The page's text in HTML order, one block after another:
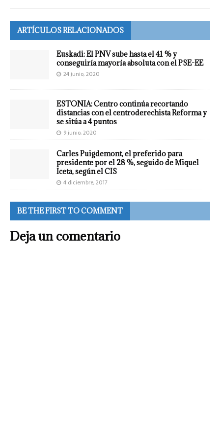
ARTÍCULOS RELACIONADOS
Euskadi: El PNV sube hasta el 41 % y
conseguiría mayoría absoluta con el PSE-EE
24 junio, 2020
ESTONIA: Centro continúa recortando
distancias con el centroderechista Reforma y
se sitúa a 4 puntos
9 junio, 2020
Carles Puigdemont, el preferido para
presidente por el 28 %, seguido de Miquel
Iceta, según el CIS
4 diciembre, 2017
BE THE FIRST TO COMMENT
Deja un comentario